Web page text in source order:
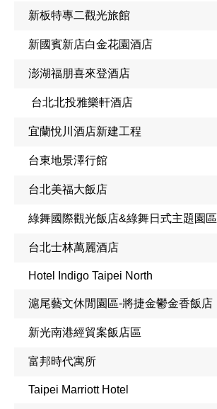
新板特專二觀光旅館
新國賓新店白金花園酒店
澎湖福朋喜來登酒店
台北北投雅樂軒酒店
宜蘭悅川酒店新建工程
台東地景澤行館
台北美福大飯店
綠舞國際觀光飯店&綠舞日式主題園區
台北士林萬麗酒店
Hotel Indigo Taipei North
滬尾藝文休閒園區-將捷金鬱金香飯店
新光南港經貿案飯店區
富邦時代寓所
Taipei Marriott Hotel